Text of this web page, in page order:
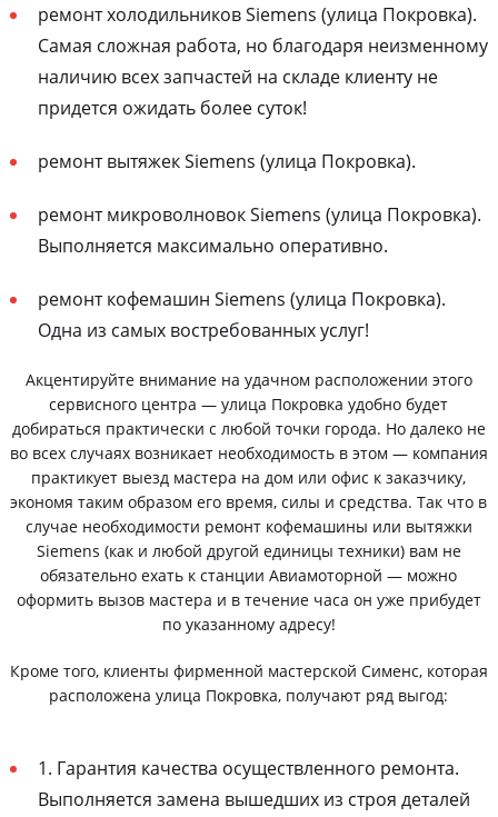
ремонт холодильников Siemens (улица Покровка).
Самая сложная работа, но благодаря неизменному
наличию всех запчастей на складе клиенту не
придется ожидать более суток!
ремонт вытяжек Siemens (улица Покровка).
ремонт микроволновок Siemens (улица Покровка).
Выполняется максимально оперативно.
ремонт кофемашин Siemens (улица Покровка).
Одна из самых востребованных услуг!
Акцентируйте внимание на удачном расположении этого
сервисного центра — улица Покровка удобно будет
добираться практически с любой точки города. Но далеко не
во всех случаях возникает необходимость в этом — компания
практикует выезд мастера на дом или офис к заказчику,
экономя таким образом его время, силы и средства. Так что в
случае необходимости ремонт кофемашины или вытяжки
Siemens (как и любой другой единицы техники) вам не
обязательно ехать к станции Авиамоторной — можно
оформить вызов мастера и в течение часа он уже прибудет
по указанному адресу!
Кроме того, клиенты фирменной мастерской Сименс, которая
расположена улица Покровка, получают ряд выгод:
1. Гарантия качества осуществленного ремонта.
Выполняется замена вышедших из строя деталей